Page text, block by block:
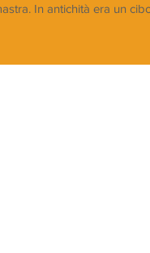
In antichità era un